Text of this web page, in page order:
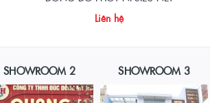
Liên hệ
SHOWROOM 2 SHOWROOM 3